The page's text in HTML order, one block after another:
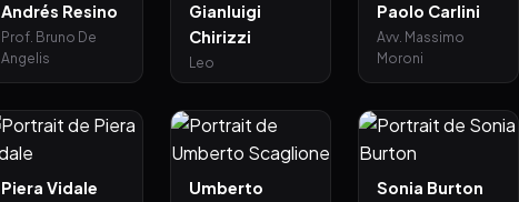
Andrés Resino
Prof. Bruno De
Angelis
Gianluigi
Chirizzi
Leo
Paolo Carlini
Avv. Massimo
Moroni
Piera Vidale
Umberto
Sonia Burton